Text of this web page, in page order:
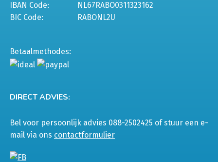
IBAN Code:
NL67RABO0311323162
BIC Code:
RABONL2U
Betaalmethodes:
DIRECT ADVIES:
Bel voor persoonlijk advies 088-2502425 of stuur een e-
mail via ons contactformulier